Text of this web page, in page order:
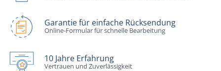
Garantie für einfache Rücksendung
Online-Formular für schnelle Bearbeitung
10 Jahre Erfahrung
Vertrauen und Zuverlässigkeit